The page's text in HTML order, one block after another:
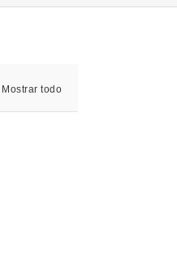
Mostrar todo